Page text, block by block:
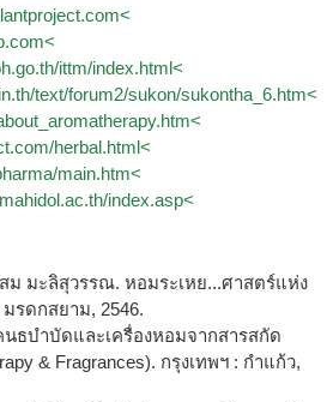
ittm/index.html<
text/forum2/sukon/sukontha_6.htm<
herbal.html<
main.htm<
index.asp<
ม มะลิสุวรรณ. หอมระเหย...ศาสตร์แห่ง
รดกสยาม, 2546.
นธบำบัดและเครื่องหอมจากสารสกัด
& Fragrances). กรุงเทพฯ : กำแก้ว,